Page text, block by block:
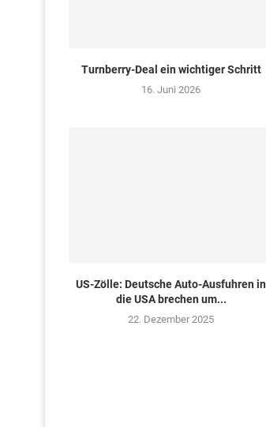
Turn­ber­ry-Deal ein wich­ti­ger Schritt
16. Juni 2026
US-Zölle: Deutsche Auto-Ausfuhren in
die USA brechen um...
22. Dezember 2025